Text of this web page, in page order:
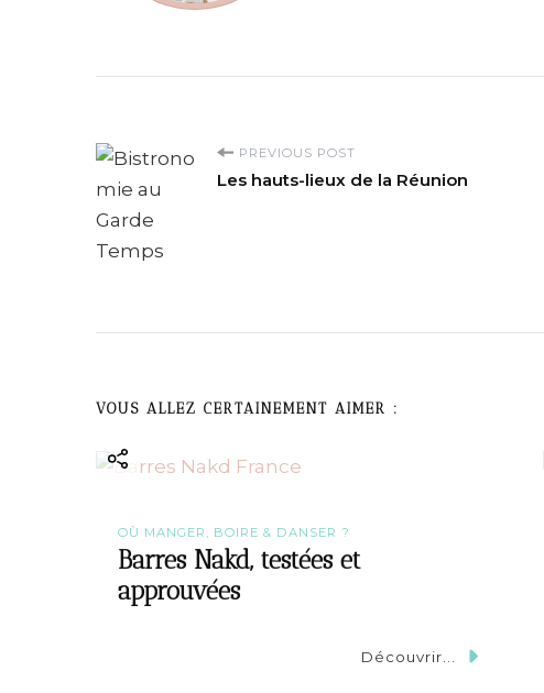
P
o
s
t
a
v
PREVIOUS POST
Les hauts-lieux de la Réunion
VOUS ALLEZ CERTAINEMENT AIMER :
OÙ MANGER, BOIRE & DANSER ?
Barres Nakd, testées et
approuvées
Découvrir...